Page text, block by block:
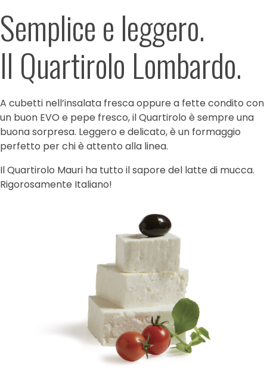
Semplice e leggero.
Il Quartirolo Lombardo.
A cubetti nell’insalata fresca oppure a fette condito con
un buon EVO e pepe fresco, il Quartirolo è sempre una
buona sorpresa. Leggero e delicato, è un formaggio
perfetto per chi è attento alla linea.
Il Quartirolo Mauri ha tutto il sapore del latte di mucca.
Rigorosamente Italiano!